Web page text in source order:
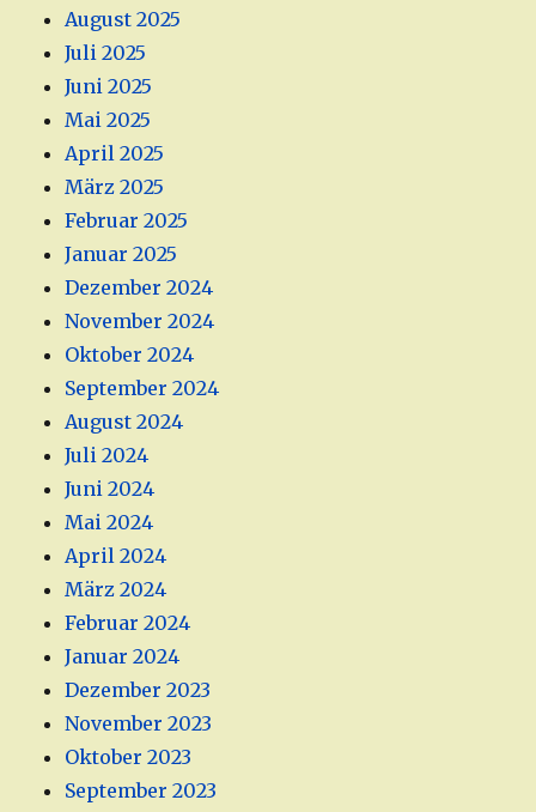
August 2025
Juli 2025
Juni 2025
Mai 2025
April 2025
März 2025
Februar 2025
Januar 2025
Dezember 2024
November 2024
Oktober 2024
September 2024
August 2024
Juli 2024
Juni 2024
Mai 2024
April 2024
März 2024
Februar 2024
Januar 2024
Dezember 2023
November 2023
Oktober 2023
September 2023